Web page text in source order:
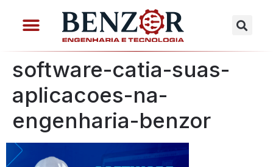
software-catia-suas-
aplicacoes-na-
engenharia-benzor